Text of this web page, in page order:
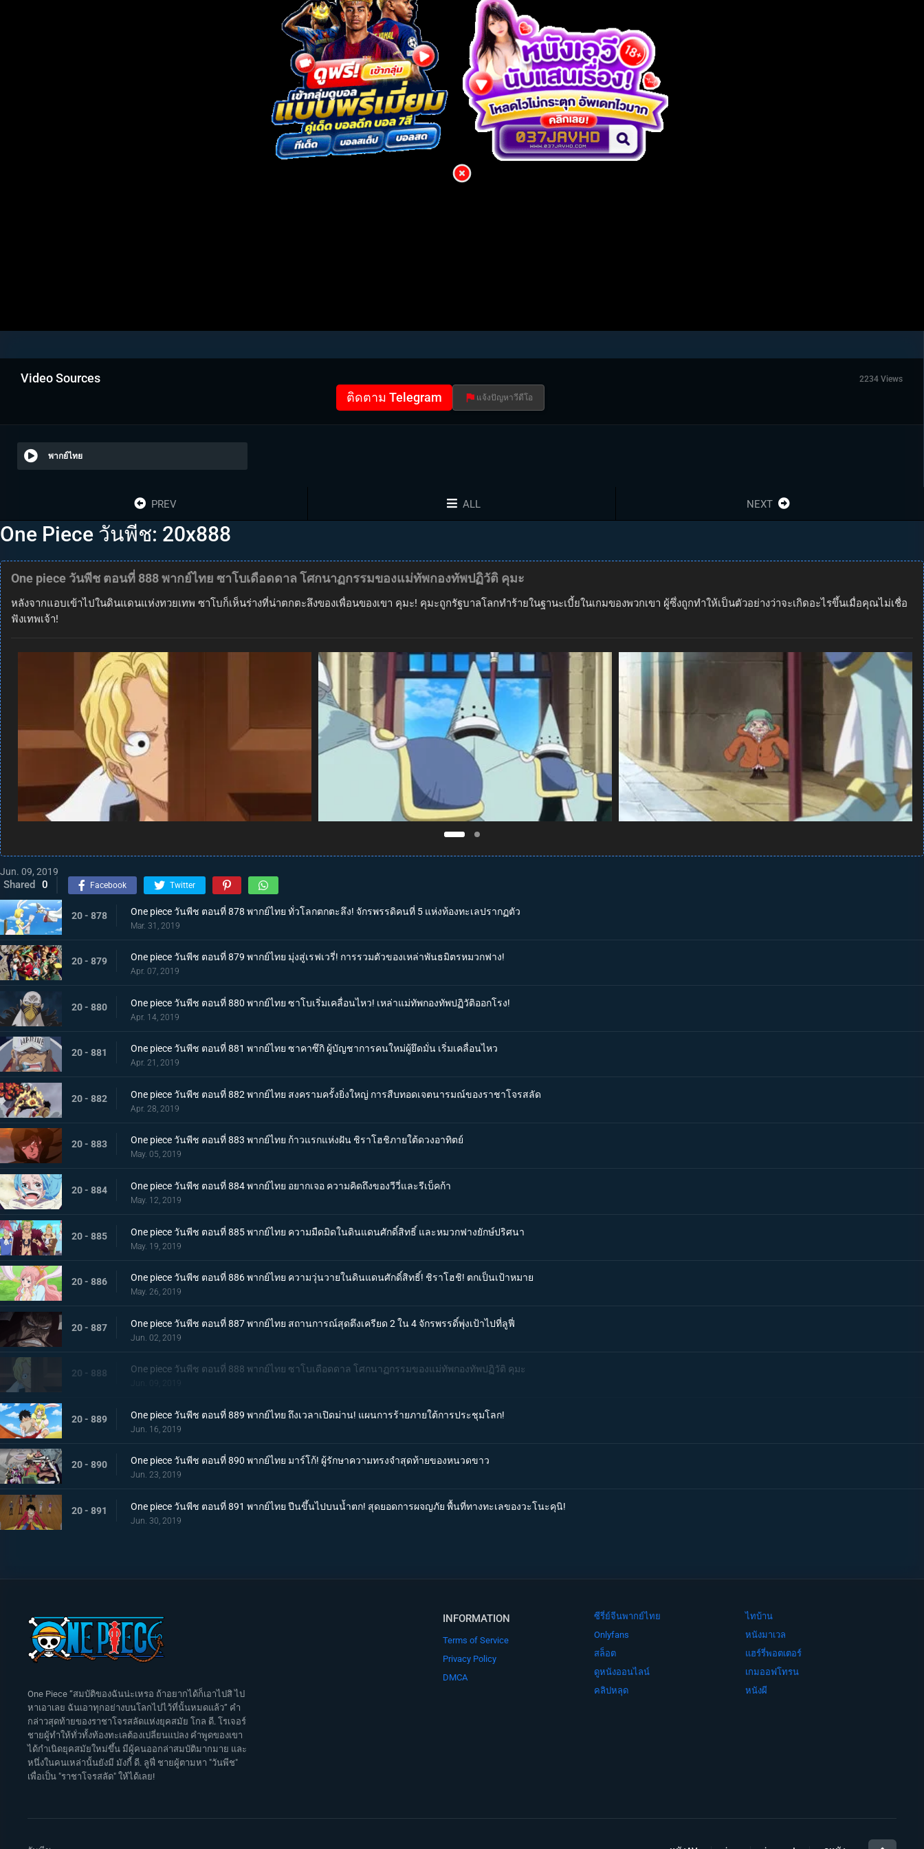
Video Sources 2234 Views
ติดตาม Telegram แจ้งปัญหาวีดีโอ
พากย์ไทย
PREV ALL NEXT
One Piece วันพีช: 20x888
One piece วันพีช ตอนที่ 888 พากย์ไทย ซาโบเดือดดาล โศกนาฏกรรมของแม่ทัพกองทัพปฏิวัติ คุมะ
หลังจากแอบเข้าไปในดินแดนแห่งทวยเทพ ซาโบก็เห็นร่างที่น่าตกตะลึงของเพื่อนของเขา คุมะ! คุมะถูกรัฐบาลโลกทำร้ายในฐานะเบี้ยในเกมของพวกเขา ผู้ซึ่งถูกทำให้เป็นตัวอย่างว่าจะเกิดอะไรขึ้นเมื่อคุณไม่เชื่อ
ฟังเทพเจ้า!
Jun. 09, 2019
Shared 0 Facebook Twitter
20 - 878 One piece วันพีช ตอนที่ 878 พากย์ไทย ทั่วโลกตกตะลึง! จักรพรรดิคนที่ 5 แห่งท้องทะเลปรากฏตัว
Mar. 31, 2019
20 - 879 One piece วันพีช ตอนที่ 879 พากย์ไทย มุ่งสู่เรฟเวรี่! การรวมตัวของเหล่าพันธมิตรหมวกฟาง!
Apr. 07, 2019
20 - 880 One piece วันพีช ตอนที่ 880 พากย์ไทย ซาโบเริ่มเคลื่อนไหว! เหล่าแม่ทัพกองทัพปฏิวัติออกโรง!
Apr. 14, 2019
20 - 881 One piece วันพีช ตอนที่ 881 พากย์ไทย ซาคาซึกิ ผู้บัญชาการคนใหม่ผู้ยึดมั่น เริ่มเคลื่อนไหว
Apr. 21, 2019
20 - 882 One piece วันพีช ตอนที่ 882 พากย์ไทย สงครามครั้งยิ่งใหญ่ การสืบทอดเจตนารมณ์ของราชาโจรสลัด
Apr. 28, 2019
20 - 883 One piece วันพีช ตอนที่ 883 พากย์ไทย ก้าวแรกแห่งฝัน ชิราโฮชิภายใต้ดวงอาทิตย์
May. 05, 2019
20 - 884 One piece วันพีช ตอนที่ 884 พากย์ไทย อยากเจอ ความคิดถึงของวีวี่และรีเบ็คก้า
May. 12, 2019
20 - 885 One piece วันพีช ตอนที่ 885 พากย์ไทย ความมืดมิดในดินแดนศักดิ์สิทธิ์ และหมวกฟางยักษ์ปริศนา
May. 19, 2019
20 - 886 One piece วันพีช ตอนที่ 886 พากย์ไทย ความวุ่นวายในดินแดนศักดิ์สิทธิ์! ชิราโฮชิ! ตกเป็นเป้าหมาย
May. 26, 2019
20 - 887 One piece วันพีช ตอนที่ 887 พากย์ไทย สถานการณ์สุดตึงเครียด 2 ใน 4 จักรพรรดิ์พุ่งเป้าไปที่ลูฟี่
Jun. 02, 2019
20 - 888 One piece วันพีช ตอนที่ 888 พากย์ไทย ซาโบเดือดดาล โศกนาฏกรรมของแม่ทัพกองทัพปฏิวัติ คุมะ
Jun. 09, 2019
20 - 889 One piece วันพีช ตอนที่ 889 พากย์ไทย ถึงเวลาเปิดม่าน! แผนการร้ายภายใต้การประชุมโลก!
Jun. 16, 2019
20 - 890 One piece วันพีช ตอนที่ 890 พากย์ไทย มาร์โก้! ผู้รักษาความทรงจำสุดท้ายของหนวดขาว
Jun. 23, 2019
20 - 891 One piece วันพีช ตอนที่ 891 พากย์ไทย ปีนขึ้นไปบนน้ำตก! สุดยอดการผจญภัย พื้นที่ทางทะเลของวะโนะคุนิ!
Jun. 30, 2019
INFORMATION
Terms of Service
Privacy Policy
DMCA
ซีรี่ย์จีนพากย์ไทย
Onlyfans
สล็อต
ดูหนังออนไลน์
คลิปหลุด
ไทบ้าน
หนังมาเวล
แฮร์รี่พอตเตอร์
เกมออฟโทรน
หนังผี
One Piece “สมบัติของฉันน่ะเหรอ ถ้าอยากได้ก็เอาไปสิ ไป
หาเอาเลย ฉันเอาทุกอย่างบนโลกไปไว้ที่นั้นหมดแล้ว” คำ
กล่าวสุดท้ายของราชาโจรสลัดแห่งยุคสมัย โกล ดี. โรเจอร์
ชายผู้ทำให้ทั่วทั้งท้องทะเลต้องเปลี่ยนแปลง คำพูดของเขา
ได้กำเนิดยุคสมัยใหม่ขึ้น มีผู้คนออกล่าสมบัติมากมาย และ
หนึ่งในคนเหล่านั้นยังมี มังกี้ ดี. ลูฟี่ ชายผู้ตามหา "วันพีช"
เพื่อเป็น "ราชาโจรสลัด" ให้ได้เลย!